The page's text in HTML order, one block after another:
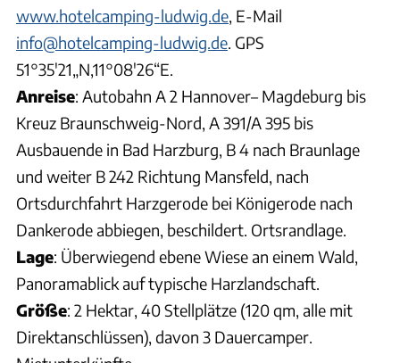
www.hotelcamping-ludwig.de , E-Mail
info@hotelcamping-ludwig.de . GPS
51°35'21„N,11°08'26“E.
Anreise: Autobahn A 2 Hannover– Magdeburg bis
Kreuz Braunschweig-Nord, A 391/A 395 bis
Ausbauende in Bad Harzburg, B 4 nach Braunlage
und weiter B 242 Richtung Mansfeld, nach
Ortsdurchfahrt Harzgerode bei Königerode nach
Dankerode abbiegen, beschildert. Ortsrandlage.
Lage: Überwiegend ebene Wiese an einem Wald,
Panoramablick auf typische Harzlandschaft.
Größe: 2 Hektar, 40 Stellplätze (120 qm, alle mit
Direktanschlüssen), davon 3 Dauercamper.